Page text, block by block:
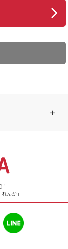
んか」